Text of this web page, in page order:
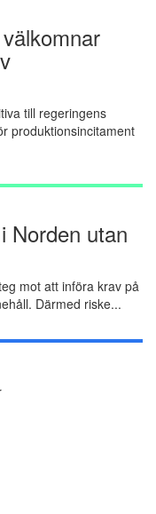
till regeringens
produktionsincitament
Norden utan
mot att införa krav på
Därmed riske...